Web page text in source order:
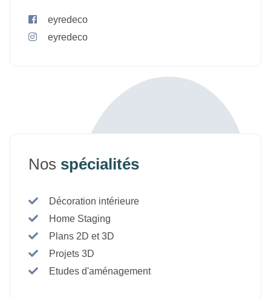
eyredeco
eyredeco
Nos spécialités
Décoration intérieure
Home Staging
Plans 2D et 3D
Projets 3D
Etudes d'aménagement